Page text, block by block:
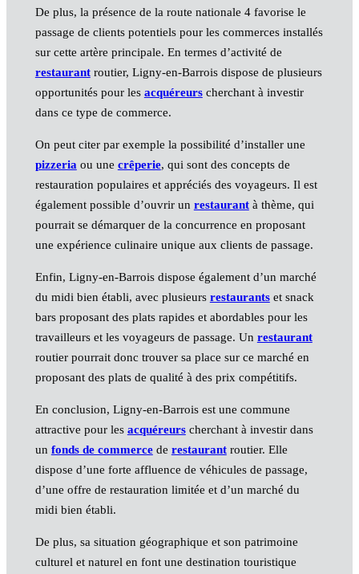
De plus, la présence de la route nationale 4 favorise le
passage de clients potentiels pour les commerces installés
sur cette artère principale. En termes d’activité de
restaurantroutier, Ligny-en-Barrois dispose de plusieurs
opportunités pour les acquéreurscherchant à investir
dans ce type de commerce.
On peut citer par exemple la possibilité d’installer une
pizzeria ou une crêperie, qui sont des concepts de
restauration populaires et appréciés des voyageurs. Il est
également possible d’ouvrir un restaurantà thème, qui
pourrait se démarquer de la concurrence en proposant
une expérience culinaire unique aux clients de passage.
Enfin, Ligny-en-Barrois dispose également d’un marché
du midi bien établi, avec plusieurs restaurantset snack
bars proposant des plats rapides et abordables pour les
travailleurs et les voyageurs de passage. Un restaurant
routier pourrait donc trouver sa place sur ce marché en
proposant des plats de qualité à des prix compétitifs.
En conclusion, Ligny-en-Barrois est une commune
attractive pour les acquéreurscherchant à investir dans
un fonds de commercede restaurantroutier. Elle
dispose d’une forte affluence de véhicules de passage,
d’une offre de restauration limitée et d’un marché du
midi bien établi.
De plus, sa situation géographique et son patrimoine
culturel et naturel en font une destination touristique